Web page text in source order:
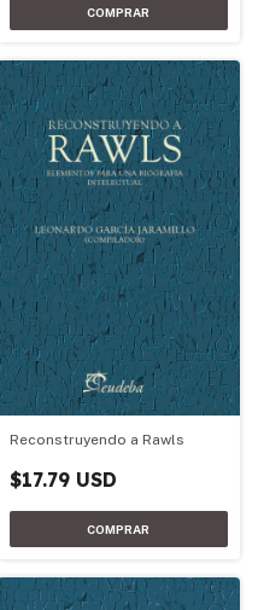
Reconstruyendo a Rawls
$17.79 USD